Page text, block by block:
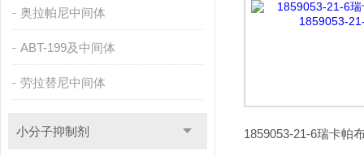
奥拉帕尼中间体
ABT-199及中间体
劳拉替尼中间体
小分子抑制剂